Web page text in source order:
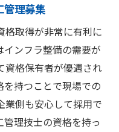
管理募集
格取得が非常に有利に
ンフラ整備の需要が
資格保有者が優遇され
を持つことで現場での
業側も安心して採用で
理技士の資格を持っ